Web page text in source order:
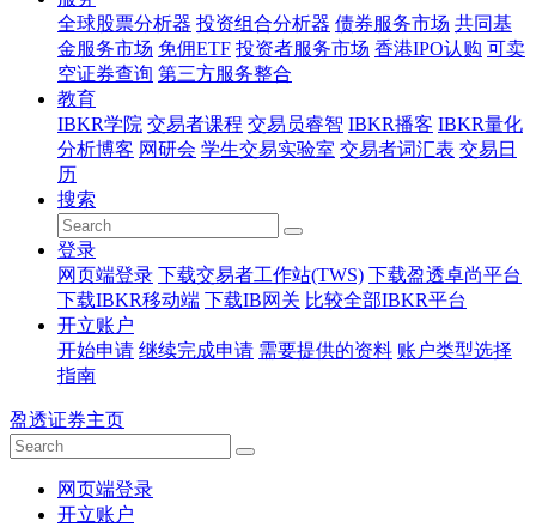
全球股票分析器 投资组合分析器 债券服务市场 共同基
金服务市场 免佣ETF 投资者服务市场 香港IPO认购 可卖
空证券查询 第三方服务整合
教育
IBKR学院 交易者课程 交易员睿智 IBKR播客 IBKR量化
分析博客 网研会 学生交易实验室 交易者词汇表 交易日
历
搜索
登录
网页端登录 下载交易者工作站(TWS) 下载盈透卓尚平台
下载IBKR移动端 下载IB网关 比较全部IBKR平台
开立账户
开始申请 继续完成申请 需要提供的资料 账户类型选择
指南
盈透证券主页
网页端登录
开立账户